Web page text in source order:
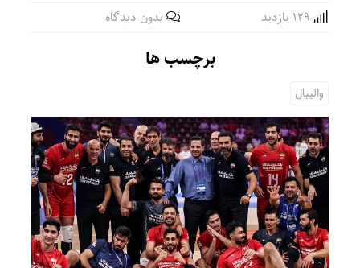
بدون دیدگاه
برچسب ها
والیبال